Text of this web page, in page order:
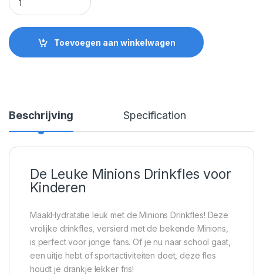
Toevoegen aan winkelwagen
Beschrijving Specification
De Leuke Minions Drinkfles voor
Kinderen
MaakHydratatie leuk met de Minions Drinkfles! Deze
vrolijke drinkfles, versierd met de bekende Minions,
is perfect voor jonge fans. Of je nu naar school gaat,
een uitje hebt of sportactiviteiten doet, deze fles
houdt je drankje lekker fris!